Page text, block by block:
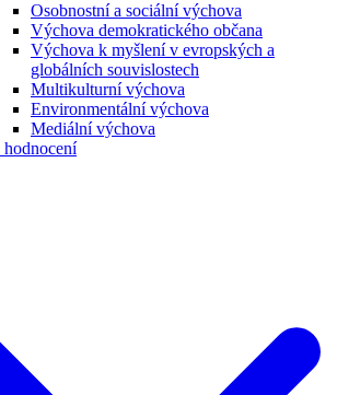
Osobnostní a sociální výchova
Výchova demokratického občana
Výchova k myšlení v evropských a
globálních souvislostech
Multikulturní výchova
Environmentální výchova
Mediální výchova
hodnocení